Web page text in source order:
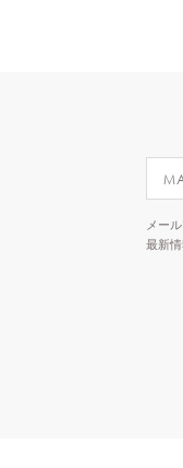
メー
最新